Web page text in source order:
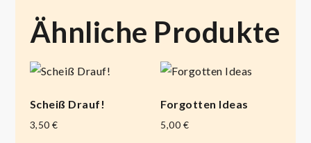
Ähnliche Produkte
Scheiß Drauf!
3,50€
Forgotten Ideas
5,00 €